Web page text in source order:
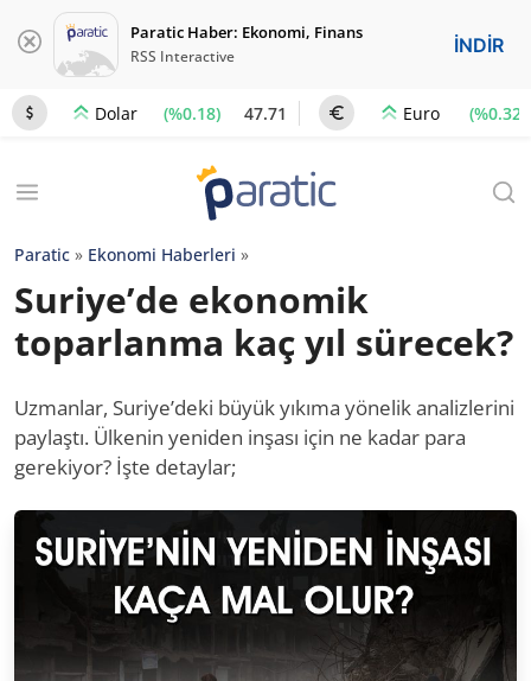
Paratic Haber: Ekonomi, Finans
RSS Interactive İNDİR
Dolar (%0.18) 47.71 Euro (%0.32)
Paratic » Ekonomi Haberleri »
Suriye’de ekonomik
toparlanma kaç yıl sürecek?
Uzmanlar, Suriye’deki büyük yıkıma yönelik analizlerini
paylaştı. Ülkenin yeniden inşası için ne kadar para
gerekiyor? İşte detaylar;